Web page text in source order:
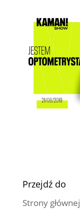
Przejdź do
Strony głównej